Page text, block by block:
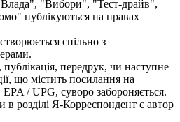
"Вибори", "Тест-драйв",
публікуються на правах
спільно з
передрук, чи наступне
що містить посилання на
/ UPG, суворо забороняється.
в розділі Я-Корреспондент є автор